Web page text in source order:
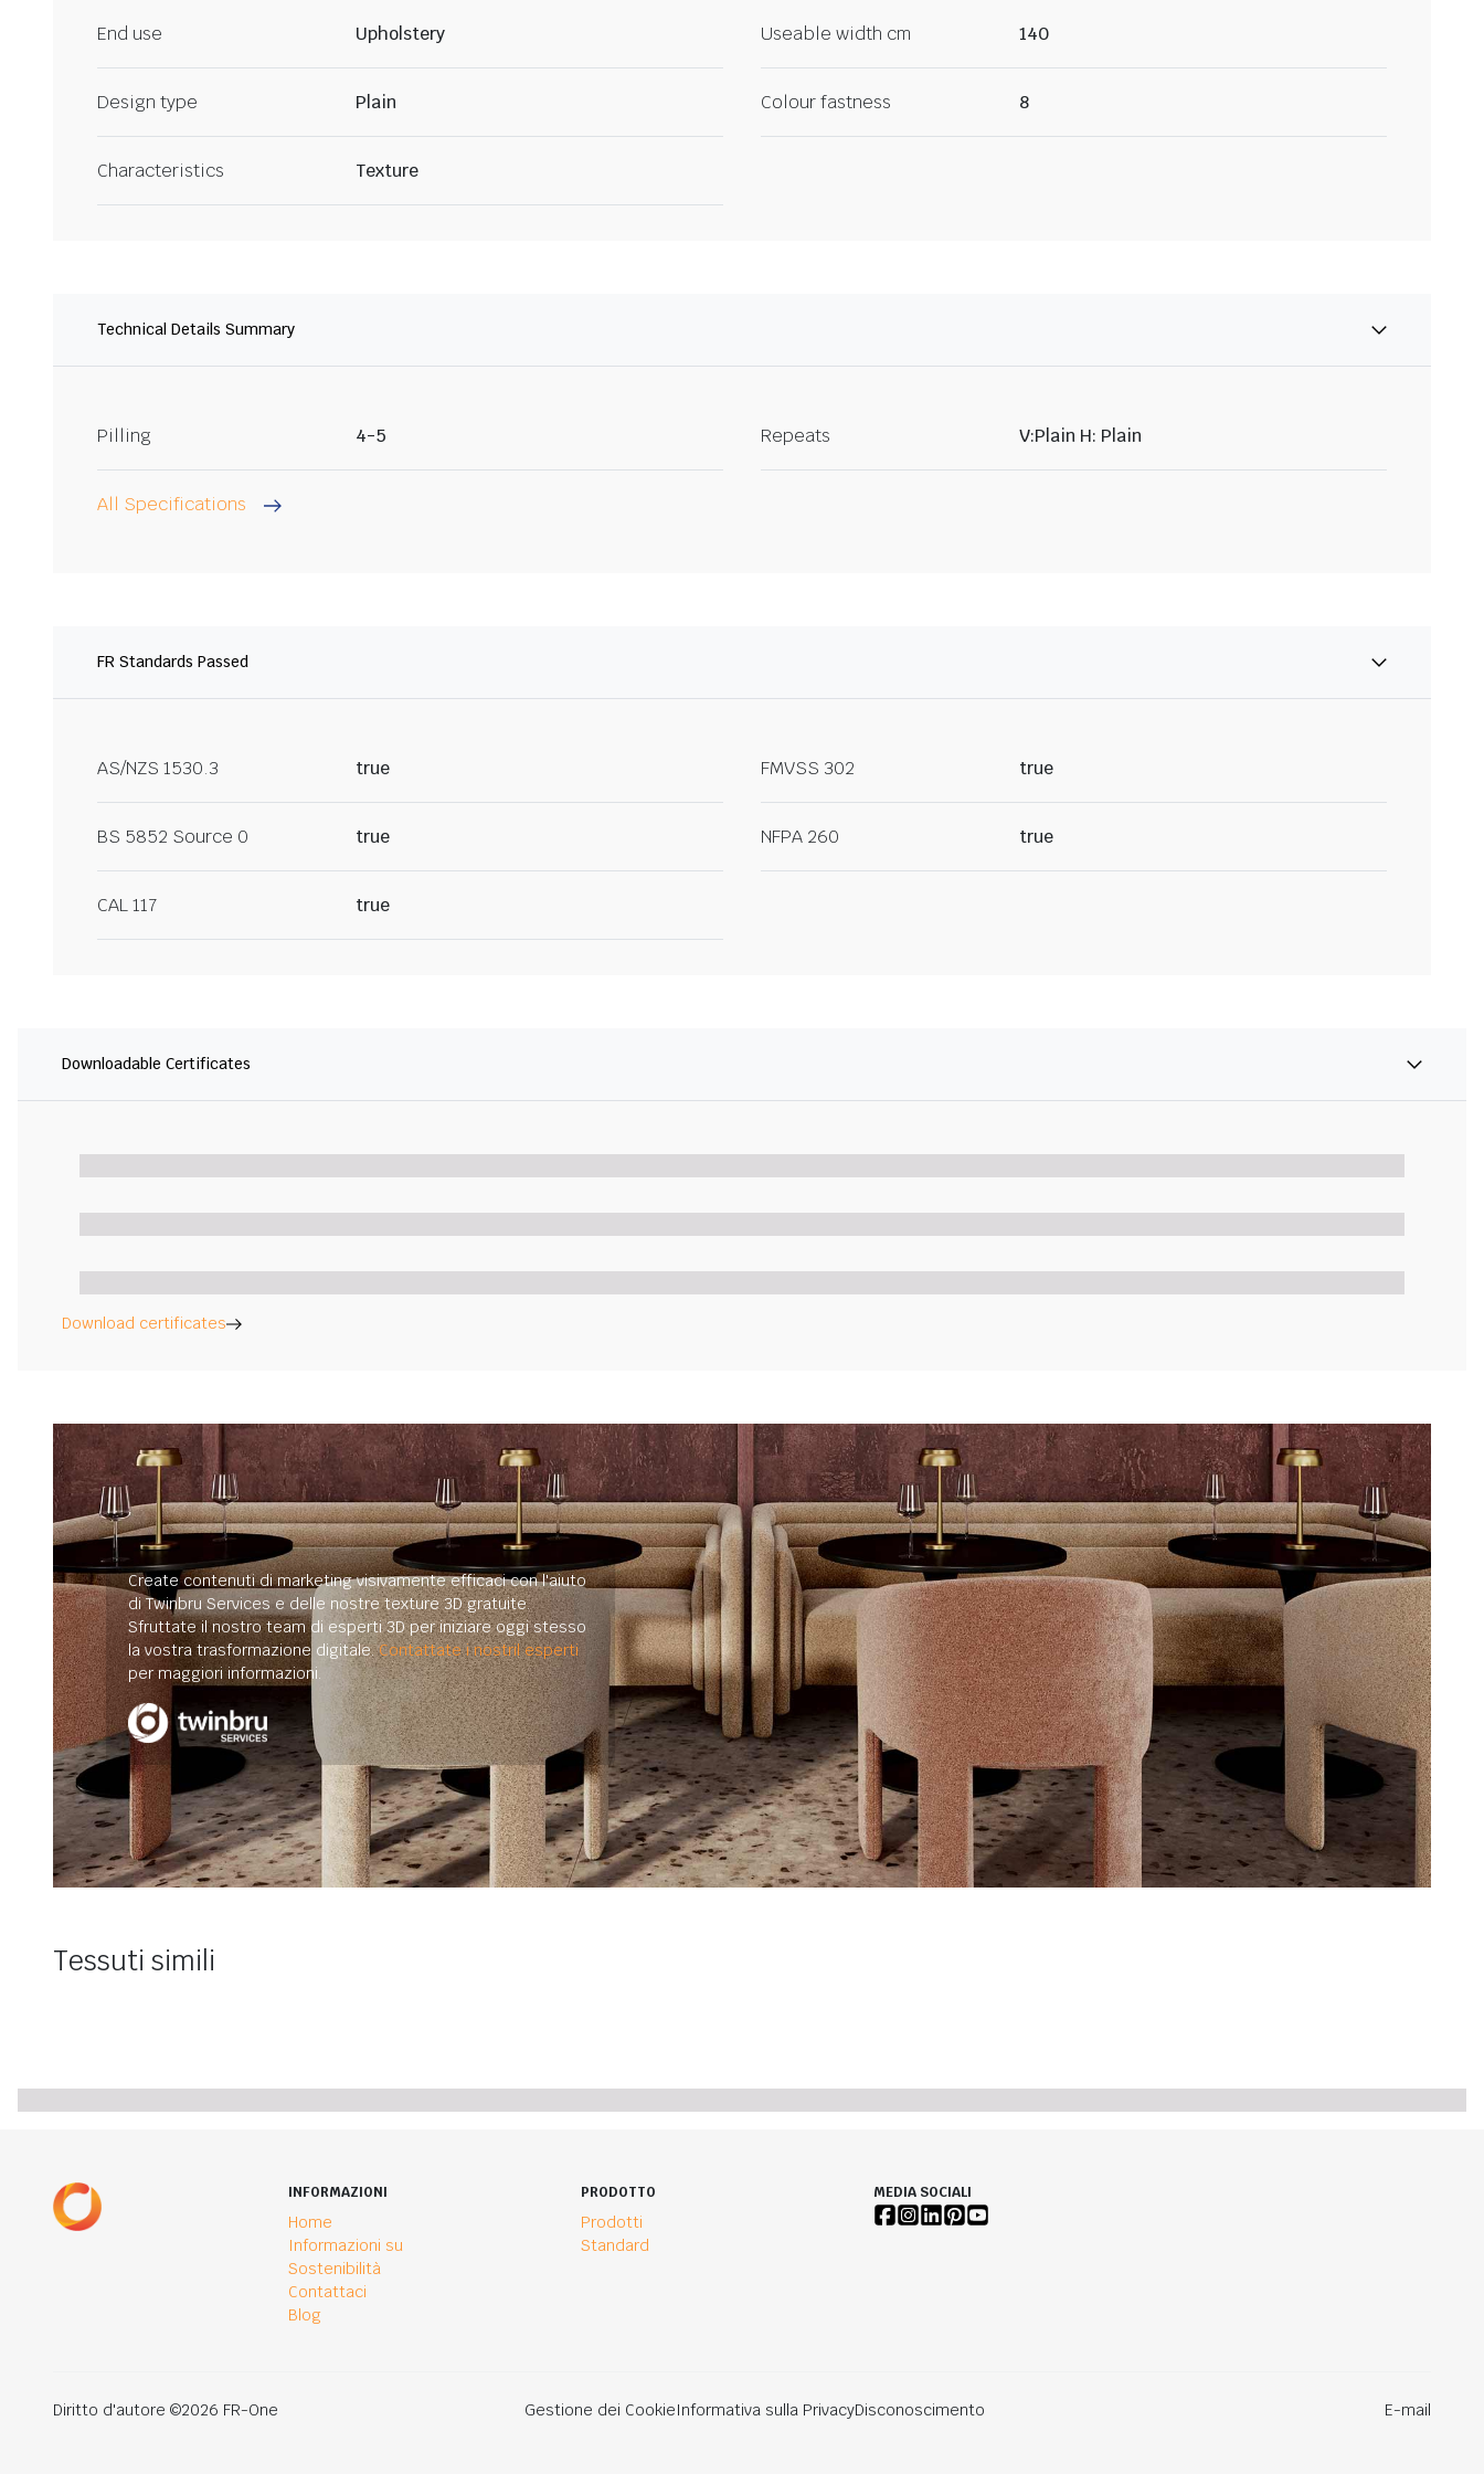
End use Upholstery Useable width cm 140
Design type Plain Colour fastness 8
Characteristics Texture
Technical Details Summary
Pilling 4-5 Repeats V:Plain H: Plain
All Specifications
FR Standards Passed
AS/NZS 1530.3 true FMVSS 302 true
BS 5852 Source 0 true NFPA 260 true
CAL 117 true
Downloadable Certificates
Download certificates
Create contenuti di marketing visivamente efficaci con l'aiuto
di Twinbru Services e delle nostre texture 3D gratuite.
Sfruttate il nostro team di esperti 3D per iniziare oggi stesso
la vostra trasformazione digitale.Contattate i nostril esperti
per maggiori informazioni.
Tessuti simili
INFORMAZIONI
Home
Informazioni su
Sostenibilità
Contattaci
Blog
PRODOTTO
Prodotti
Standard
MEDIA SOCIALI
Diritto d'autore ©2026 FR-One Gestione dei CookieInformativa sulla PrivacyDisconoscimento E-mail